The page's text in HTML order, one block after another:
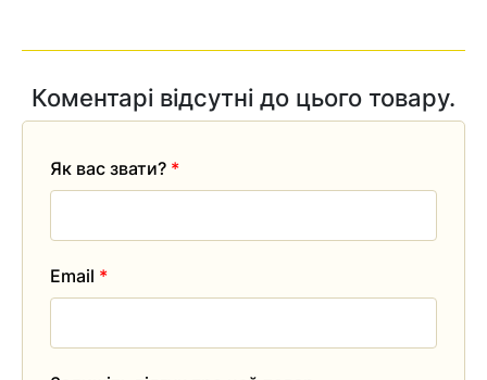
Коментарі відсутні до цього товару.
Як вас звати? *
Email *